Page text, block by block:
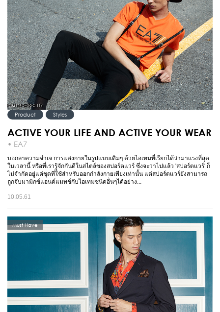
Product Styles
ACTIVE YOUR LIFE AND ACTIVE YOUR WEAR
• EA7
บอกลาความจำเจ การแต่งกายในรูปแบบเดิมๆ ด้วยไอเทมที่เรียกได้ว่ามาแรงที่สุด
ในเวลานี้ หรือที่เรารู้จักกันดีในสไตล์ของสปอร์ตแวร์ ซึ่งจะว่าไปแล้ว 'สปอร์ตแวร์' ก็
ไม่จำกัดอยู่แค่ชุดที่ใช้สำหรับออกกำลังกายเพียงเท่านั้น แต่สปอร์ตแวร์ยังสามารถ
ถูกจับมามิกซ์แอนด์แมทช์กับไอเทมชนิดอื่นๆได้อย่าง...
10.05.61
Must Have